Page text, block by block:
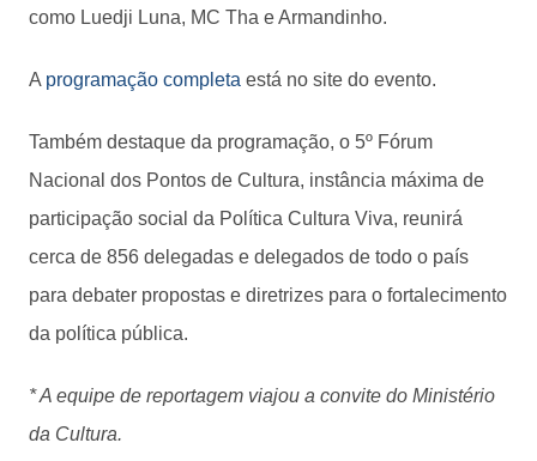
como Luedji Luna, MC Tha e Armandinho.
A programação completa está no site do evento.
Também destaque da programação, o 5º Fórum
Nacional dos Pontos de Cultura, instância máxima de
participação social da Política Cultura Viva, reunirá
cerca de 856 delegadas e delegados de todo o país
para debater propostas e diretrizes para o fortalecimento
da política pública.
* A equipe de reportagem viajou a convite do Ministério
da Cultura.